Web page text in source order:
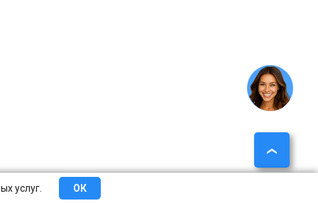
услуг. ОК